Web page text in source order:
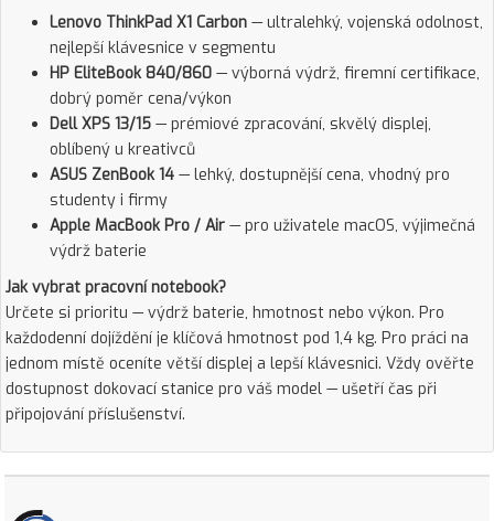
Lenovo ThinkPad X1 Carbon — ultralehký, vojenská odolnost,
nejlepší klávesnice v segmentu
HP EliteBook 840/860 — výborná výdrž, firemní certifikace,
dobrý poměr cena/výkon
Dell XPS 13/15 — prémiové zpracování, skvělý displej,
oblíbený u kreativců
ASUS ZenBook 14 — lehký, dostupnější cena, vhodný pro
studenty i firmy
Apple MacBook Pro / Air — pro uživatele macOS, výjimečná
výdrž baterie
Jak vybrat pracovní notebook?
Určete si prioritu — výdrž baterie, hmotnost nebo výkon. Pro
každodenní dojíždění je klíčová hmotnost pod 1,4 kg. Pro práci na
jednom místě oceníte větší displej a lepší klávesnici. Vždy ověřte
dostupnost dokovací stanice pro váš model — ušetří čas při
připojování příslušenství.